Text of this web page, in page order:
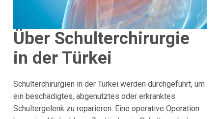
Über Schulterchirurgie
in der Türkei
Schulterchirurgien in der Türkei werden durchgeführt, um
ein beschädigtes, abgenutztes oder erkranktes
Schultergelenk zu reparieren. Eine operative Operation